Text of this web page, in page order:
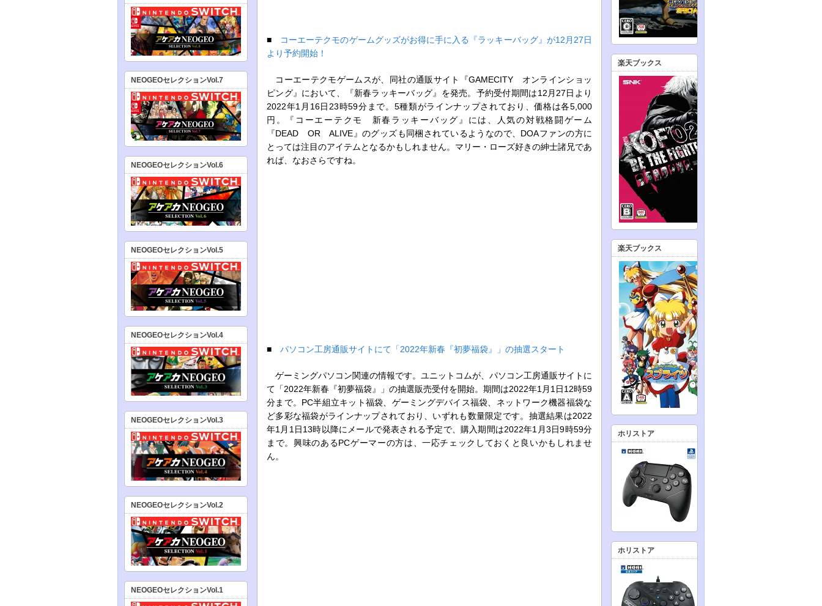
■
コーエーテクモのゲームグッズがお得に手に入る『ラッキーバッグ』が12月27日
より予約開始！
コーエーテクモゲームスが、同社の通販サイト『GAMECITY オンラインショッ
ピング』において、『新春ラッキーバッグ』を発売。予約受付期間は12月27日より
2022年1月16日23時59分まで。5種類がラインナップされており、価格は各5,000
円。『コーエーテクモ 新春ラッキーバッグ』には、人気の対戦格闘ゲーム
『DEAD OR ALIVE』のグッズも同梱されているようなので、DOAファンの方に
とっては注目のアイテムとなるかもしれません。マリー・ローズ好きの紳士諸兄であ
れば、なおさらですね。
■ パソコン工房通販サイトにて「2022年新春『初夢福袋』」の抽選スタート
ゲーミングパソコン関連の情報です。ユニットコムが、パソコン工房通販サイトに
て「2022年新春『初夢福袋』」の抽選販売受付を開始。期間は2022年1月1日12時59
分まで。PC半組立キット福袋、ゲーミングデバイス福袋、ネットワーク機器福袋な
ど多彩な福袋がラインナップされており、いずれも数量限定です。抽選結果は2022
年1月1日13時以降にメールで発表される予定で、購入期間は2022年1月3日9時59分
まで。興味のあるPCゲーマーの方は、一応チェックしておくと良いかもしれませ
ん。
NEOGEOセレクションVol.7
NEOGEOセレクションVol.6
NEOGEOセレクションVol.5
NEOGEOセレクションVol.4
NEOGEOセレクションVol.3
NEOGEOセレクションVol.2
NEOGEOセレクションVol.1
楽天ブックス
楽天ブックス
ホリストア
ホリストア